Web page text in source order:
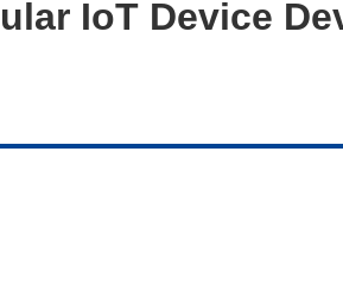
IoT Device